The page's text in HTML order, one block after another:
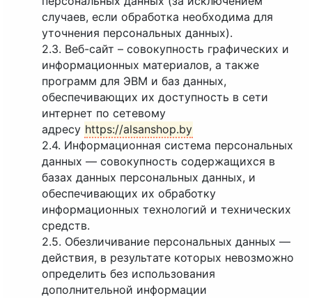
случаев, если обработка необходима для
уточнения персональных данных).
2.3. Веб-сайт – совокупность графических и
информационных материалов, а также
программ для ЭВМ и баз данных,
обеспечивающих их доступность в сети
интернет по сетевому
адресу https://alsanshop.by
2.4. Информационная система персональных
данных — совокупность содержащихся в
базах данных персональных данных, и
обеспечивающих их обработку
информационных технологий и технических
средств.
2.5. Обезличивание персональных данных —
действия, в результате которых невозможно
определить без использования
дополнительной информации